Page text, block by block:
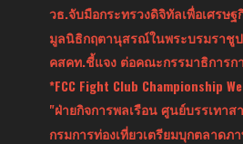
วธ.จับมือกระทรวงดิจิทัลเพื่อเศรษ
มูลนิธิกฤตานุสรณ์ในพระบรมราชู
คสคท.ชี้แจง ต่อคณะกรรมาธิการก
*FCC Fight Club Championship
"ฝ่ายกิจการพลเรือน ศูนย์บรรเทา
กรมการท่องเที่ยวเตรียมบุกตลาดภ